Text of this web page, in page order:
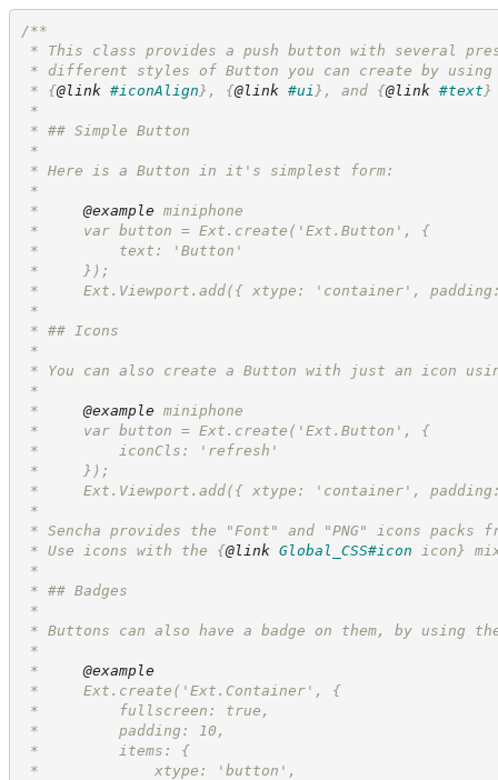
/**
* This class provides a push button with several
* different styles of Button you can create by
* {@link #iconAlign } , {@link #ui } , and {@link #text }
*
* ## Simple Button
*
* Here is a Button in it's simplest form:
*
* @example miniphone
*     var button = Ext.create('Ext.Button', {
*         text: 'Button'
*     });
*     Ext.Viewport.add({ xtype: 'container',
*
* ## Icons
*
* You can also create a Button with just an icon
*
* @example miniphone
*     var button = Ext.create('Ext.Button', {
*         iconCls: 'refresh'
*     });
*     Ext.Viewport.add({ xtype: 'container',
*
* Sencha provides the "Font" and "PNG" icons packs
* Use icons with the {@link Global_CSS#icon icon}
*
* ## Badges
*
* Buttons can also have a badge on them, by using
*
* @example
*     Ext.create('Ext.Container', {
*         fullscreen: true,
*         padding: 10,
*         items: {
*             xtype: 'button',